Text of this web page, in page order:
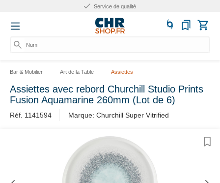
Service de qualité
Numé
Bar & Mobilier Art de la Table Assiettes
Assiettes avec rebord Churchill Studio Prints
Fusion Aquamarine 260mm (Lot de 6)
Réf. 1141594 Marque: Churchill Super Vitrified